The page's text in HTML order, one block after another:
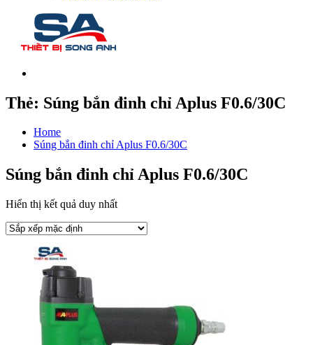
Thẻ: Súng bắn đinh chỉ Aplus F0.6/30C
Home
Súng bắn đinh chỉ Aplus F0.6/30C
Súng bắn đinh chỉ Aplus F0.6/30C
Hiển thị kết quả duy nhất